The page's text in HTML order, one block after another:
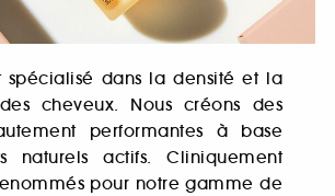
spécialisé dans la densité et la
cheveux. Nous créons des
performantes à base
naturels actifs. Cliniquement
pour notre gamme de